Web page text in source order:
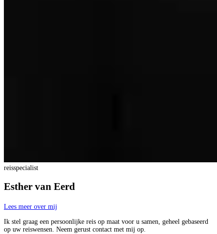
reisspecialist
Esther van Eerd
Lees meer over mij
Ik stel graag een persoonlijke reis op maat voor u samen, geheel gebaseerd
op uw reiswensen. Neem gerust contact met mij op.